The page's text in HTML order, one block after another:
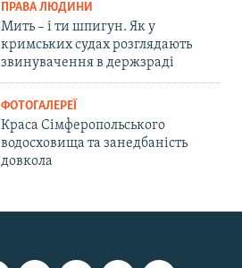
ПРАВА ЛЮДИНИ
Мить – і ти шпигун. Як у
кримських судах розглядають
звинувачення в держзраді
ФОТОГАЛЕРЕЇ
Краса Сімферопольського
водосховища та занедбаність
довкола